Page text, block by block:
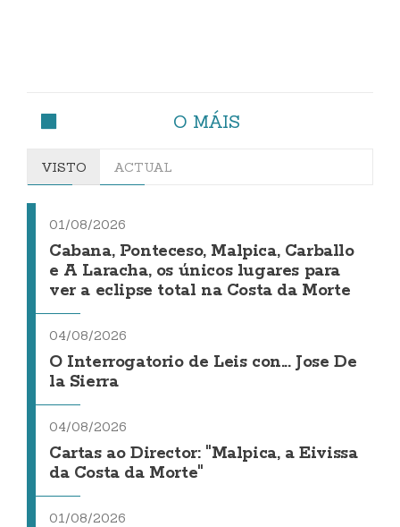
O MÁIS
VISTO ACTUAL
01/08/2026
Cabana, Ponteceso, Malpica, Carballo
e A Laracha, os únicos lugares para
ver a eclipse total na Costa da Morte
04/08/2026
O Interrogatorio de Leis con... Jose De
la Sierra
04/08/2026
Cartas ao Director: "Malpica, a Eivissa
da Costa da Morte"
01/08/2026